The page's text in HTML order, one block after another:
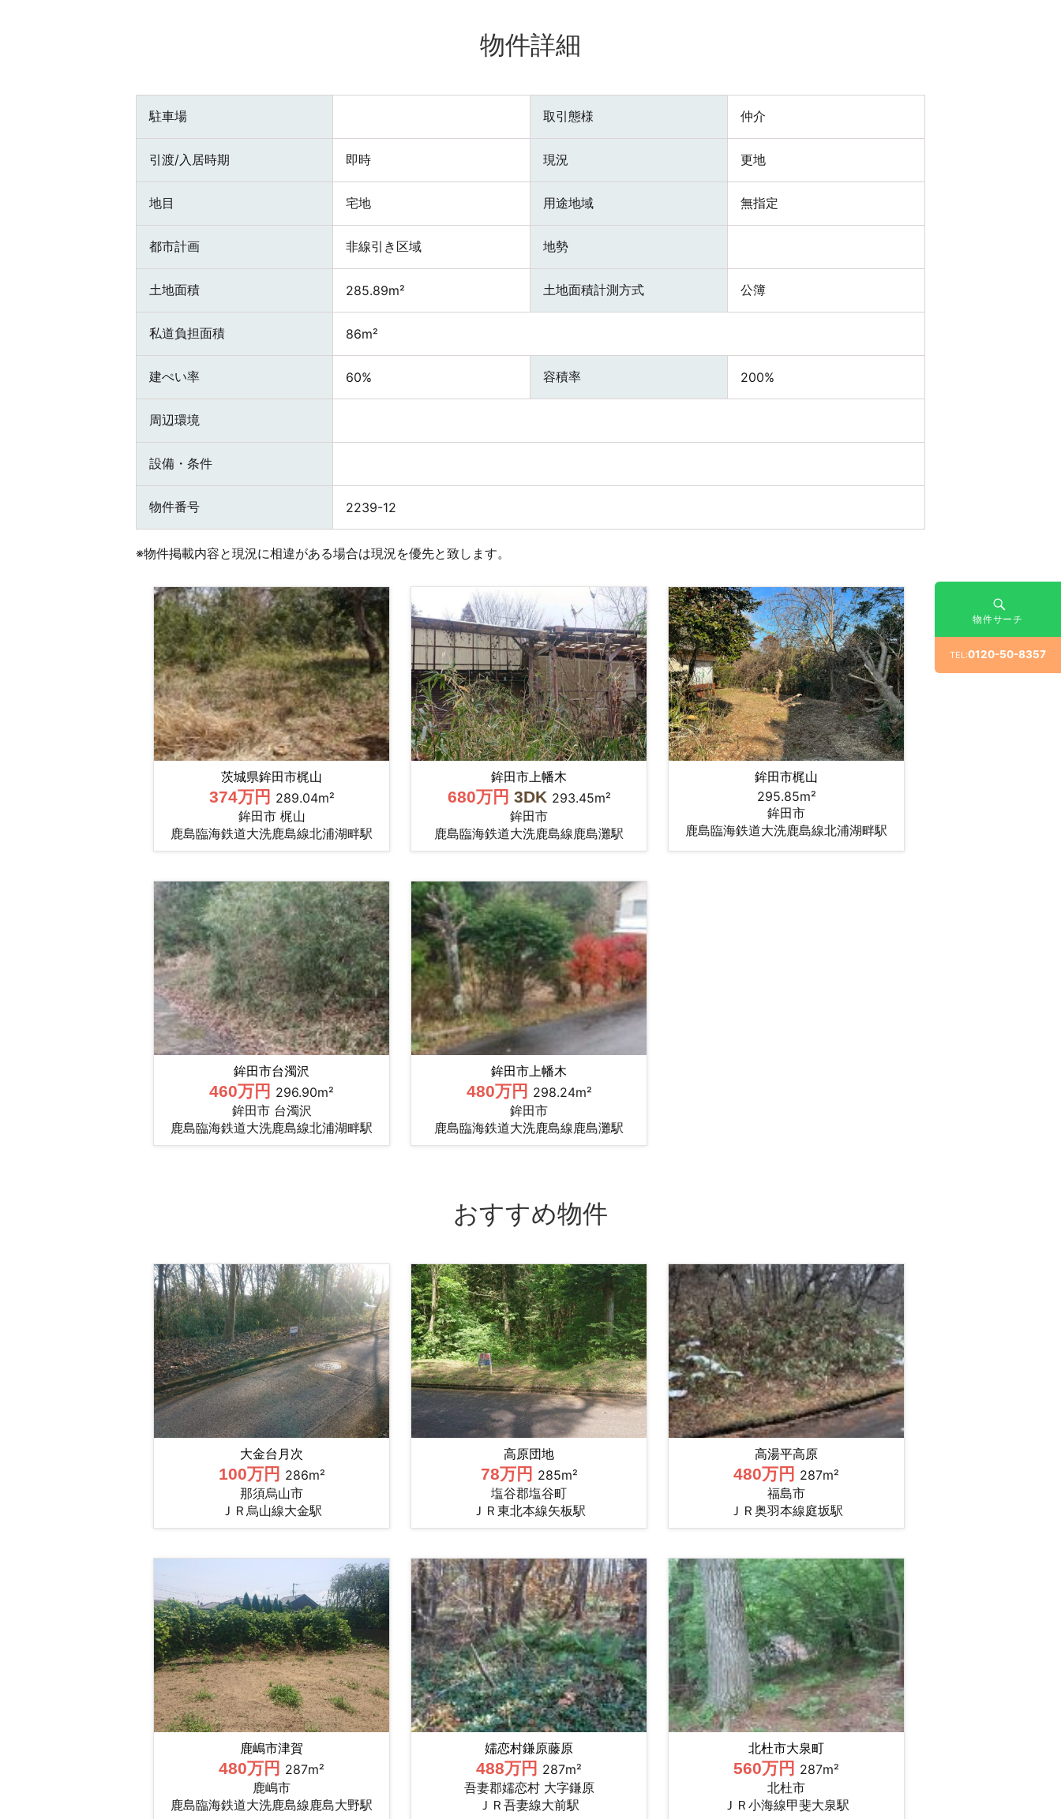
物件詳細
駐車場 取引態様 仲介
引渡/入居時期 即時 現況 更地
地目 宅地 用途地域 無指定
都市計画 非線引き区域 地勢
土地面積 285.89m² 土地面積計測方式 公簿
私道負担面積 86m²
建ぺい率 60% 容積率 200%
周辺環境
設備・条件
物件番号 2239-12
※物件掲載内容と現況に相違がある場合は現況を優先と致します。
茨城県鉾田市梶山
374万円 289.04m²
鉾田市 梶山
鹿島臨海鉄道大洗鹿島線北浦湖畔駅
鉾田市上幡木
680万円 3DK 293.45m²
鉾田市
鹿島臨海鉄道大洗鹿島線鹿島灘駅
鉾田市梶山
295.85m²
鉾田市
鹿島臨海鉄道大洗鹿島線北浦湖畔駅
鉾田市台濁沢
460万円 296.90m²
鉾田市 台濁沢
鹿島臨海鉄道大洗鹿島線北浦湖畔駅
鉾田市上幡木
480万円 298.24m²
鉾田市
鹿島臨海鉄道大洗鹿島線鹿島灘駅
おすすめ物件
大金台月次
100万円 286m²
那須烏山市
ＪＲ烏山線大金駅
高原団地
78万円 285m²
塩谷郡塩谷町
ＪＲ東北本線矢板駅
高湯平高原
480万円 287m²
福島市
ＪＲ奥羽本線庭坂駅
鹿嶋市津賀
480万円 287m²
鹿嶋市
鹿島臨海鉄道大洗鹿島線鹿島大野駅
嬬恋村鎌原藤原
488万円 287m²
吾妻郡嬬恋村 大字鎌原
ＪＲ吾妻線大前駅
北杜市大泉町
560万円 287m²
北杜市
ＪＲ小海線甲斐大泉駅
物件サーチ
TEL:0120-50-8357